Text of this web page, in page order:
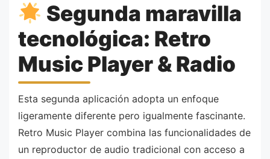
Segunda maravilla
tecnológica: Retro
Music Player & Radio
Esta segunda aplicación adopta un enfoque
ligeramente diferente pero igualmente fascinante.
Retro Music Player combina las funcionalidades de
un reproductor de audio tradicional con acceso a